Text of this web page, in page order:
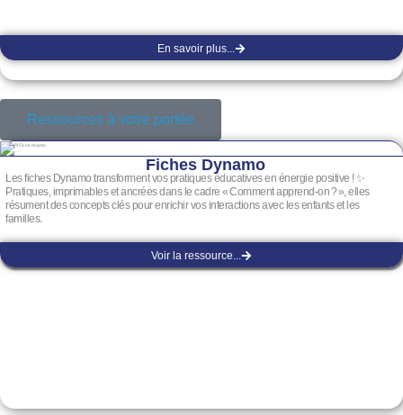
En savoir plus...
Ressources à votre portée
Fiches Dynamo
Les fiches Dynamo transforment vos pratiques éducatives en énergie positive ! ✨
Pratiques, imprimables et ancrées dans le cadre « Comment apprend-on ? », elles
résument des concepts clés pour enrichir vos interactions avec les enfants et les
familles.
Voir la ressource...